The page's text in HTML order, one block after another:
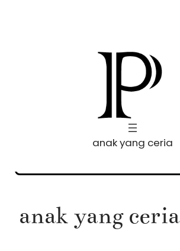
anak yang ceria
anak yang ceria